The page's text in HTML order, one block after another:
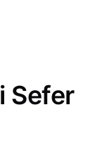
Sefer